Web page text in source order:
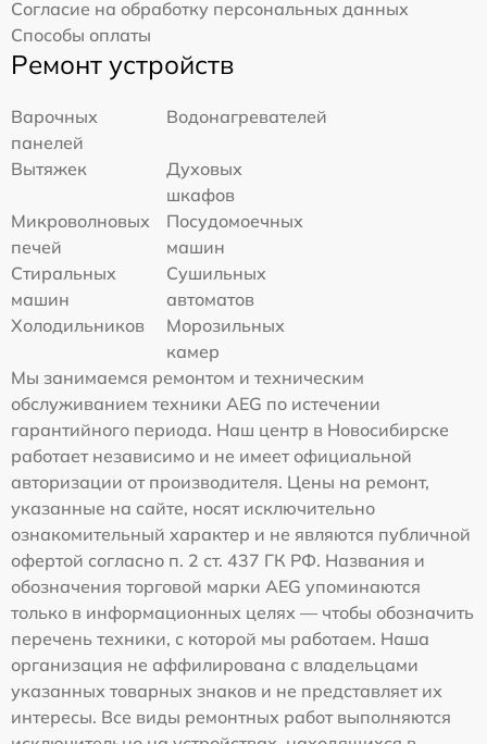
Согласие на обработку персональных данных
Способы оплаты
Ремонт устройств
Варочных
панелей
Водонагревателей
Вытяжек
Духовых
шкафов
Микроволновых
печей
Посудомоечных
машин
Стиральных
машин
Сушильных
автоматов
Холодильников
Морозильных
камер
Мы занимаемся ремонтом и техническим
обслуживанием техники AEG по истечении
гарантийного периода. Наш центр в Новосибирске
работает независимо и не имеет официальной
авторизации от производителя. Цены на ремонт,
указанные на сайте, носят исключительно
ознакомительный характер и не являются публичной
офертой согласно п. 2 ст. 437 ГК РФ. Названия и
обозначения торговой марки AEG упоминаются
только в информационных целях — чтобы обозначить
перечень техники, с которой мы работаем. Наша
организация не аффилирована с владельцами
указанных товарных знаков и не представляет их
интересы. Все виды ремонтных работ выполняются